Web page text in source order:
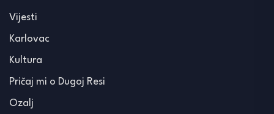
Vijesti
Karlovac
Kultura
Pričaj mi o Dugoj Resi
Ozalj